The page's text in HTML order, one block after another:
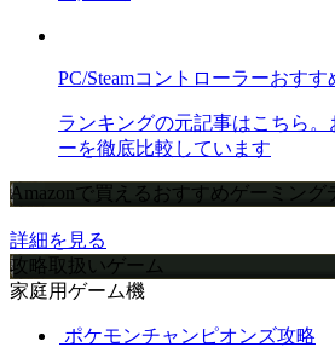
PC/Steamコントローラーおすす
ランキングの元記事はこちら
ーを徹底比較しています
Amazonで買えるおすすめゲーミング
詳細を見る
攻略取扱いゲーム
家庭用ゲーム機
ポケモンチャンピオンズ攻略